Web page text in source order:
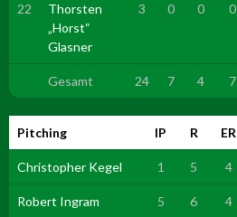
22
Thorsten
„Horst“
Glasner
3 0 0 0
Gesamt 24 7 4 7
Pitching IP R ER
Christopher Kegel 1 5 4
Robert Ingram 5 6 4